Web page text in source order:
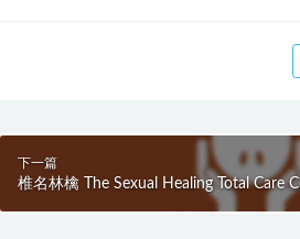
下一篇
椎名林檎 The Sexual Healing Total Care